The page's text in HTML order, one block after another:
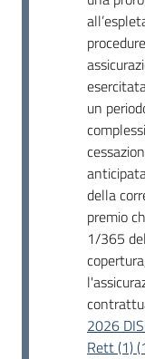
un
della
premio
1/365
2026
Rett (1)